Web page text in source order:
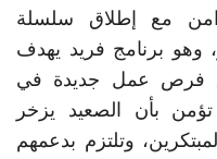
مع إطلاق سلسلة
وهو برنامج فريد يهدف
فرص عمل جديدة في
بأن الصعيد يزخر
وتلتزم بدعمهم